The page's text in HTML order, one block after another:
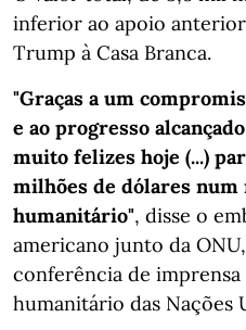
inferior ao apoio
Trump à Casa Branca.
"Graças a um
e ao progresso
muito felizes hoje (...)
milhões de dólares num
humanitário", disse o
americano junto da
conferência de
humanitário das Nações